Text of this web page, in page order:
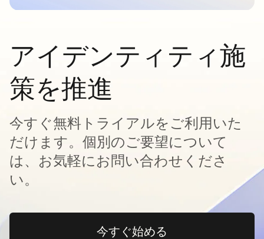
アイデンティティ施
策を推進
今すぐ無料トライアルをご利用いた
だけます。個別のご要望について
は、お気軽にお問い合わせくださ
い。
今すぐ始める新しいタブで開く